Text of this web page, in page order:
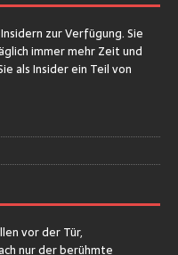
zur Verfügung. Sie
immer mehr Zeit und
als Insider ein Teil von
vor der Tür,
nur der berühmte